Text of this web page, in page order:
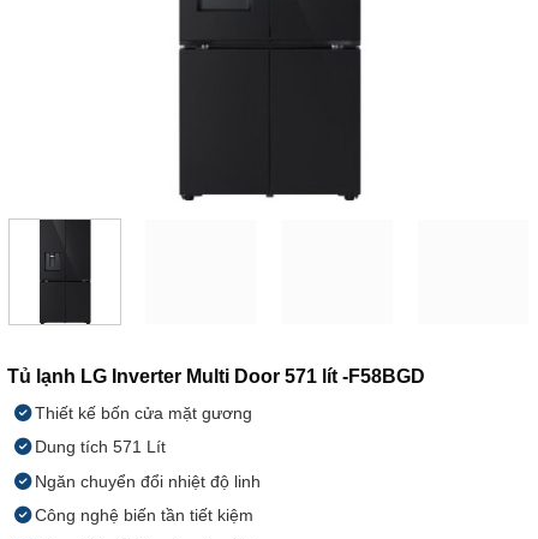
Tủ lạnh LG Inverter Multi Door 571 lít -F58BGD
Thiết kế bốn cửa mặt gương
Dung tích 571 Lít
Ngăn chuyển đổi nhiệt độ linh
Công nghệ biến tần tiết kiệm